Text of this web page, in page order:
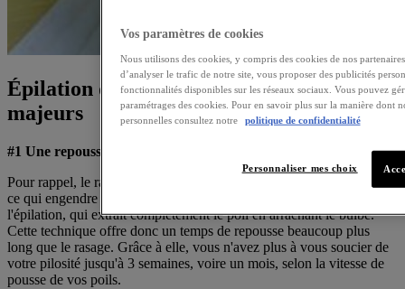
Épilation de la barbe : 3 avantages
majeurs
#1 Une repousse lente
Pour rappel, le rasage coupe le poil à la racine en frôlant l'épiderme,
ce qui engendre une repousse quotidienne. Tout le contraire de
l'épilation, qui extrait complètement le poil en arrachant le bulbe.
Cette technique offre donc un temps de repousse beaucoup plus
long que le rasage. Grâce à elle, vous n'avez plus à vous soucier de
votre pilosité jusqu'à 3 semaines, voire un mois, selon la vitesse de
pousse de vos poils.
Vos paramètres de cookies
Nous utilisons des cookies, y compris des cookies de nos
d’analyser le trafic de notre site, vous proposer des publicités
fonctionnalités disponibles sur les réseaux sociaux. Vous pouvez
paramétrages des cookies. Pour en savoir plus sur la manière dont
personnelles consultez notre
politique de confidentialité
Personnaliser mes choix